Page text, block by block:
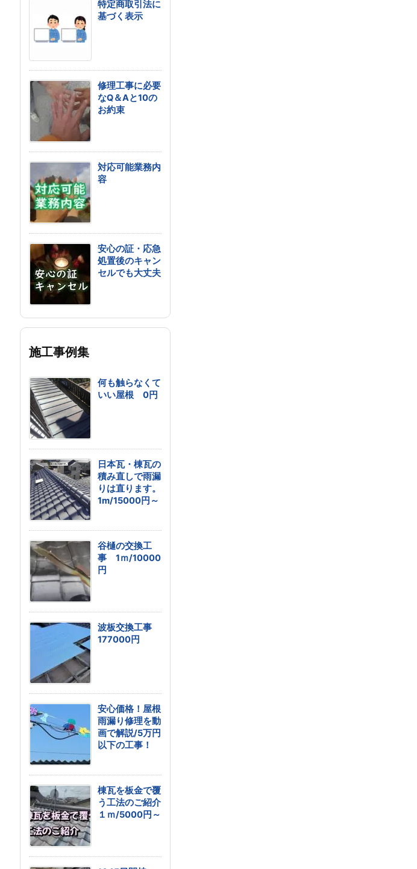
特定商取引法に
基づく表示
修理工事に必要
なQ＆Aと10の
お約束
対応可能業務内
容
安心の証・応急
処置後のキャン
セルでも大丈夫
施工事例集
何も触らなくて
いい屋根 0円
日本瓦・棟瓦の
積み直しで雨漏
りは直ります。
1m/15000円～
谷樋の交換工
事 1ｍ/10000
円
波板交換工事
177000円
安心価格！屋根
雨漏り修理を動
画で解説/5万円
以下の工事！
棟瓦を板金で覆
う工法のご紹介
１ｍ/5000円～